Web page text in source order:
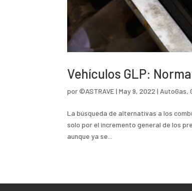
Vehículos GLP:
por©ASTRAVE|May 9, 2022 | AutoGas,
La búsqueda de alternativas a los
solo por el incremento general de los
aunque ya se...